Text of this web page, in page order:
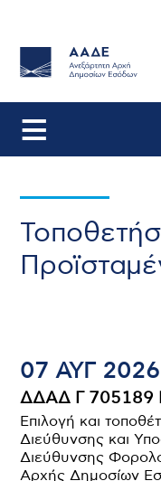
07 ΑΥΓ 2026
ΔΔΑΔ Γ 705189
Επιλογή και
Διεύθυνσης και
Διεύθυνσης
Αρχής Δημοσίων